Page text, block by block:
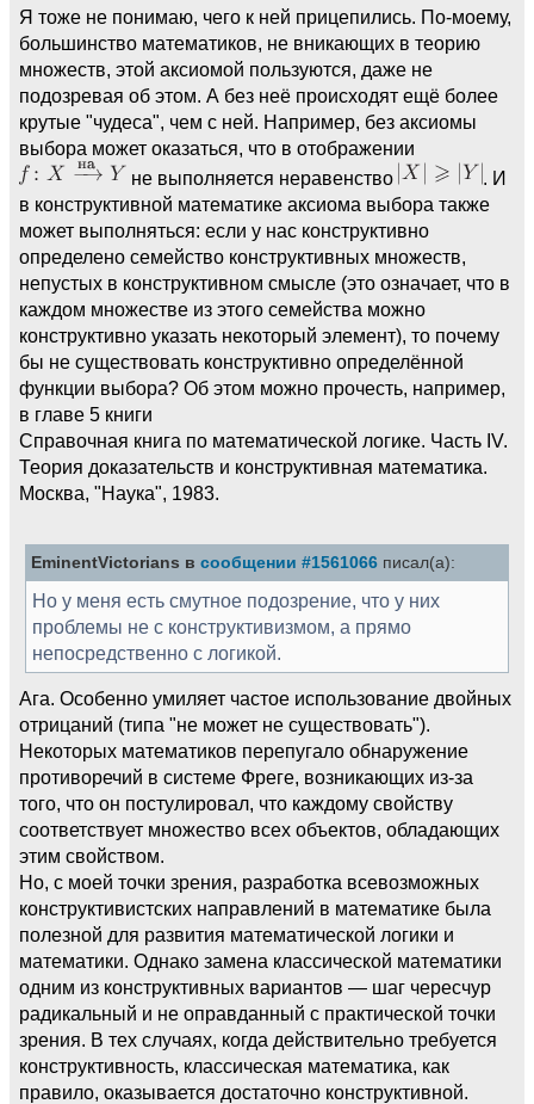
Я тоже не понимаю, чего к ней прицепились. По-моему,
большинство математиков, не вникающих в теорию
множеств, этой аксиомой пользуются, даже не
подозревая об этом. А без неё происходят ещё более
крутые "чудеса", чем с ней. Например, без аксиомы
выбора может оказаться, что в отображении
не выполняется неравенство
. И
в конструктивной математике аксиома выбора также
может выполняться: если у нас конструктивно
определено семейство конструктивных множеств,
непустых в конструктивном смысле (это означает, что в
каждом множестве из этого семейства можно
конструктивно указать некоторый элемент), то почему
бы не существовать конструктивно определённой
функции выбора? Об этом можно прочесть, например,
в главе 5 книги
Справочная книга по математической логике. Часть IV.
Теория доказательств и конструктивная математика.
Москва, "Наука", 1983.
EminentVictorians в сообщении #1561066 писал(а):
Но у меня есть смутное подозрение, что у них
проблемы не с конструктивизмом, а прямо
непосредственно с логикой.
Ага. Особенно умиляет частое использование двойных
отрицаний (типа "не может не существовать").
Некоторых математиков перепугало обнаружение
противоречий в системе Фреге, возникающих из-за
того, что он постулировал, что каждому свойству
соответствует множество всех объектов, обладающих
этим свойством.
Но, с моей точки зрения, разработка всевозможных
конструктивистских направлений в математике была
полезной для развития математической логики и
математики. Однако замена классической математики
одним из конструктивных вариантов — шаг чересчур
радикальный и не оправданный с практической точки
зрения. В тех случаях, когда действительно требуется
конструктивность, классическая математика, как
правило, оказывается достаточно конструктивной.